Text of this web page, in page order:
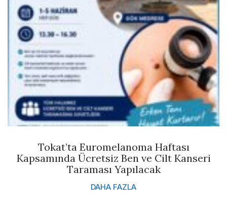
Tokat’ta Euromelanoma Haftası
Kapsamında Ücretsiz Ben ve Cilt Kanseri
Taraması Yapılacak
DAHA FAZLA